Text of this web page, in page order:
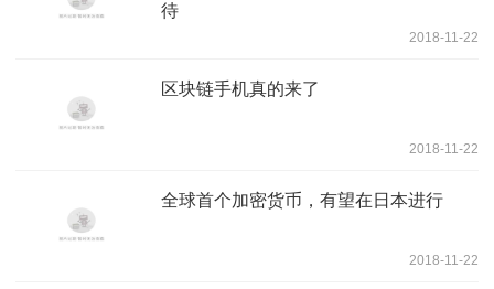
待
2018-11-22
区块链手机真的来了
2018-11-22
全球首个加密货币，有望在日本进行
2018-11-22